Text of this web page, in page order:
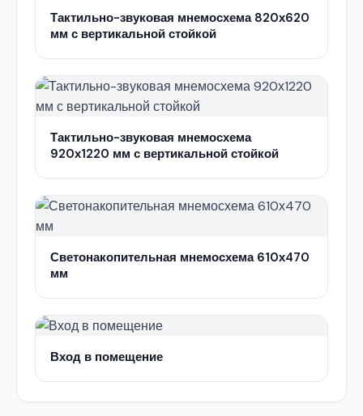
Тактильно-звуковая мнемосхема 820х620
мм с вертикальной стойкой
Тактильно-звуковая мнемосхема
920х1220 мм с вертикальной стойкой
Светонакопительная мнемосхема 610х470
мм
Вход в помещение